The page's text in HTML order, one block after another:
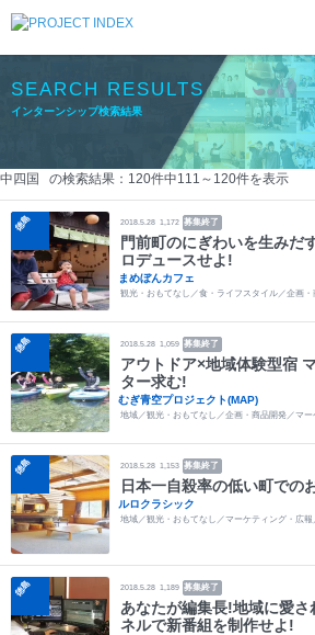
SEARCH RESULTS
インターンシップ検索結果
中四国 の検索結果： 120件中111 ～ 120件を表示
徳島 2018.5.28 1,172 募集終了
門前町のにぎわいを生みだ
ロデュースせよ!
まめぼんカフェ
観光・おもてなし／食・ライフスタイル／企画
徳島 2018.5.28 1,059 募集終了
アウトドア×地域体験型宿
ター求む!
むぎ青空プロジェクト(MAP)
地域／観光・おもてなし／企画・商品開発／マー
徳島 2018.5.28 1,153 募集終了
日本一自殺率の低い町での
ルロクラシック
地域／観光・おもてなし／マーケティング・広
徳島 2018.5.28 1,189 募集終了
あなたが編集長!地域に愛
ネルで新番組を制作せよ!